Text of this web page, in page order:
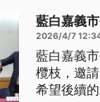
藍白嘉義
2026/4/7
藍白嘉義
欖枝，邀
希望後續